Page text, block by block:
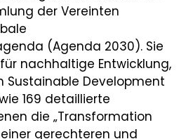
der Vereinten
(Agenda 2030). Sie
nachhaltige Entwicklung,
Sustainable Development
169 detaillierte
die „Transformation
einer gerechteren und